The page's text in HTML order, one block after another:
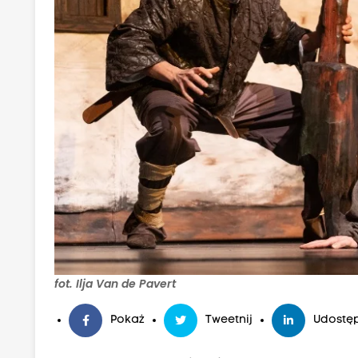
fot. Ilja Van de Pavert
Pokaż Tweetnij